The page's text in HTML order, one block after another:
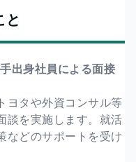
と
出身社員による面接
ヨタや外資コンサル等
談を実施します。就活
などのサポートを受け